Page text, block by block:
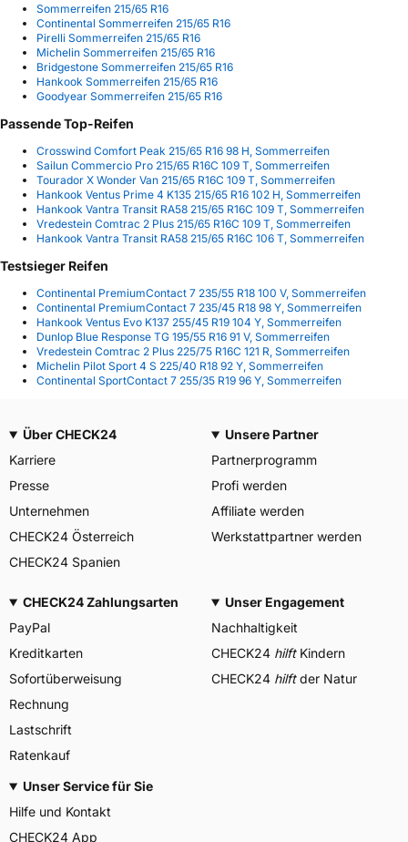
Sommerreifen 215/65 R16
Continental Sommerreifen 215/65 R16
Pirelli Sommerreifen 215/65 R16
Michelin Sommerreifen 215/65 R16
Bridgestone Sommerreifen 215/65 R16
Hankook Sommerreifen 215/65 R16
Goodyear Sommerreifen 215/65 R16
Passende Top-Reifen
Crosswind Comfort Peak 215/65 R16 98 H, Sommerreifen
Sailun Commercio Pro 215/65 R16C 109 T, Sommerreifen
Tourador X Wonder Van 215/65 R16C 109 T, Sommerreifen
Hankook Ventus Prime 4 K135 215/65 R16 102 H, Sommerreifen
Hankook Vantra Transit RA58 215/65 R16C 109 T, Sommerreifen
Vredestein Comtrac 2 Plus 215/65 R16C 109 T, Sommerreifen
Hankook Vantra Transit RA58 215/65 R16C 106 T, Sommerreifen
Testsieger Reifen
Continental PremiumContact 7 235/55 R18 100 V, Sommerreifen
Continental PremiumContact 7 235/45 R18 98 Y, Sommerreifen
Hankook Ventus Evo K137 255/45 R19 104 Y, Sommerreifen
Dunlop Blue Response TG 195/55 R16 91 V, Sommerreifen
Vredestein Comtrac 2 Plus 225/75 R16C 121 R, Sommerreifen
Michelin Pilot Sport 4 S 225/40 R18 92 Y, Sommerreifen
Continental SportContact 7 255/35 R19 96 Y, Sommerreifen
Über CHECK24
Karriere
Presse
Unternehmen
CHECK24 Österreich
CHECK24 Spanien
Unsere Partner
Partnerprogramm
Profi werden
Affiliate werden
Werkstattpartner werden
CHECK24 Zahlungsarten
PayPal
Kreditkarten
Sofortüberweisung
Rechnung
Lastschrift
Ratenkauf
Unser Engagement
Nachhaltigkeit
CHECK24 hilftKindern
CHECK24 hilftder Natur
Unser Service für Sie
Hilfe und Kontakt
CHECK24 App